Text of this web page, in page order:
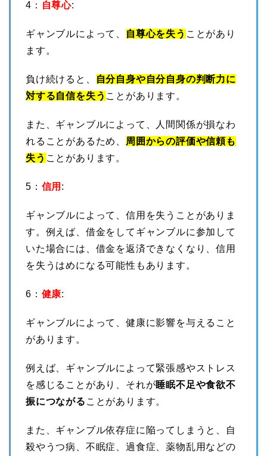
4： 自尊心:
ギャンブルによって、 自尊心を失う ことがあり
ます。
負け続けると、
自分自身や自分自身の判断力に
対する自信を失う ことがあります。
また、ギャンブルによって、人間関係が損なわ
れることがあるため、
周囲からの評価や信頼も
失う ことがあります。
5： 信用 :
ギャンブルによって、信用を失うことがありま
す。例えば、借金をしてギャンブルに参加して
いた場合には、借金を返済できなくなり、信用
を失うはめになる可能性もあります。
6： 健康:
ギャンブルによって、健康に影響を与えること
があります。
例えば、ギャンブルによって緊張感やストレス
を感じることがあり、それが睡眠不足や食欲不
振につながる ことがあります。
また、ギャンブル依存症に陥ってしまうと、自
殺やうつ病、不眠症、過食症、薬物乱用などの